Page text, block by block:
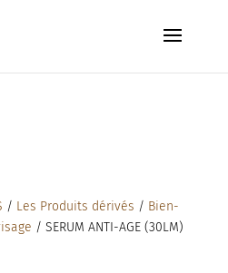
/ Les Produits dérivés / Bien-
/ SERUM ANTI-AGE (30LM)